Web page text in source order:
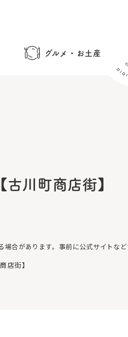
グルメ・お土産
川町商店街】
合があります。事前に公式サイトなど
店街】